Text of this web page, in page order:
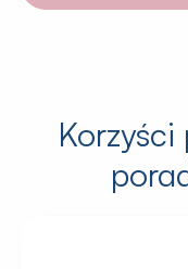
Korzyści